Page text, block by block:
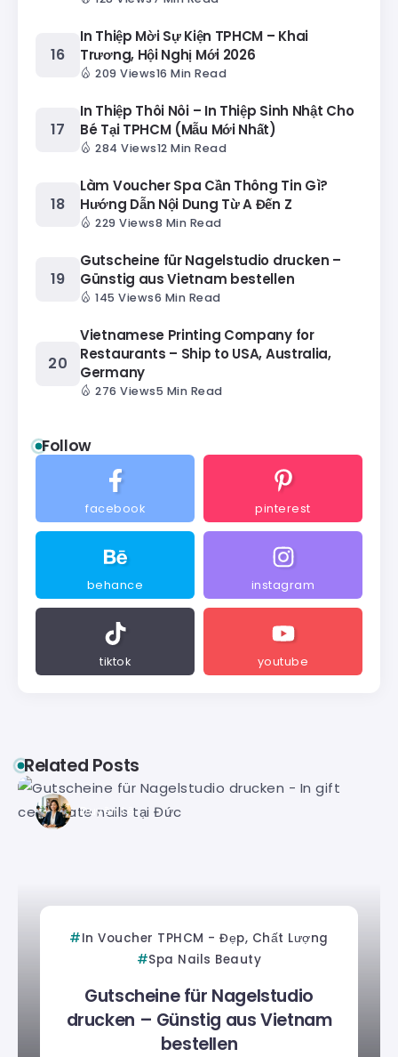
In Thiệp Mời Sự Kiện TPHCM – Khai
Trương, Hội Nghị Mới 2026
209 Views16 Min Read
In Thiệp Thôi Nôi – In Thiệp Sinh Nhật Cho
Bé Tại TPHCM (Mẫu Mới Nhất)
284 Views12 Min Read
Làm Voucher Spa Cần Thông Tin Gì?
Hướng Dẫn Nội Dung Từ A Đến Z
229 Views8 Min Read
Gutscheine für Nagelstudio drucken –
Günstig aus Vietnam bestellen
145 Views6 Min Read
Vietnamese Printing Company for
Restaurants – Ship to USA, Australia,
Germany
276 Views5 Min Read
Follow
facebook pinterest
behance instagram
tiktok youtube
Related Posts
Duyên Lê
In Voucher TPHCM - Đẹp, Chất Lượng
Spa Nails Beauty
Gutscheine für Nagelstudio
drucken – Günstig aus Vietnam
bestellen